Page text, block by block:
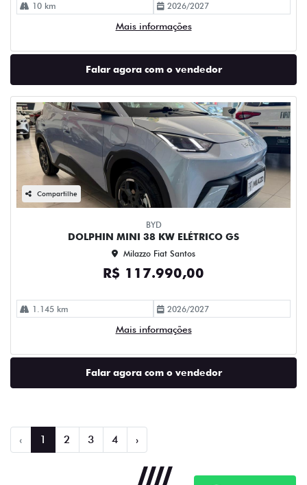
10 km 2026/2027
Mais informações
Falar agora com o vendedor
Compartilhe
BYD
DOLPHIN MINI 38 KW ELÉTRICO GS
Milazzo Fiat Santos
R$ 117.990,00
1.145 km 2026/2027
Mais informações
Falar agora com o vendedor
‹ 1 2 3 4 ›